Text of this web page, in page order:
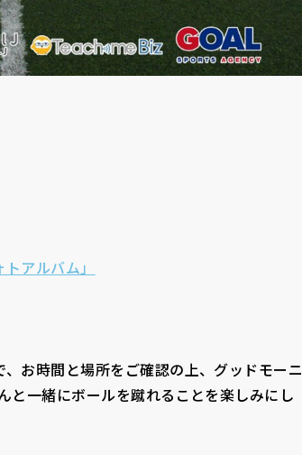
アルバム」
お時間と場所をご確認の上、グッドモーニ
と一緒にボールを蹴れることを楽しみにし